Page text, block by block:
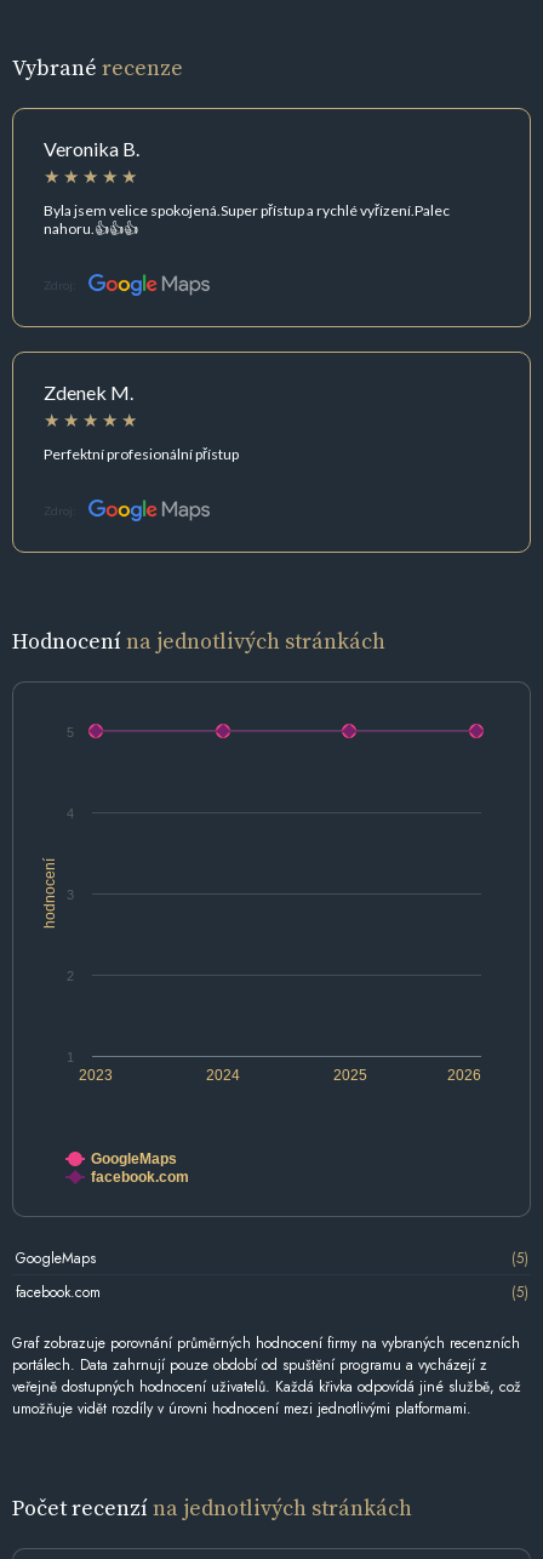
Vybrané recenze
Veronika B.
Byla jsem velice spokojená.Super přístup a rychlé vyřízení.Palec
nahoru.👍👍👍
Zdroj:
Zdenek M.
Perfektní profesionální přístup
Zdroj:
Hodnocenína jednotlivých stránkách
hodnocení
2024 2026
2023 2025
1
2
3
4
5
GoogleMaps
facebook.com
GoogleMaps
(5)
facebook.com
(5)
Graf zobrazuje porovnání průměrných hodnocení firmy na vybraných recenzních
portálech. Data zahrnují pouze období od spuštění programu a vycházejí z
veřejně dostupných hodnocení uživatelů. Každá křivka odpovídá jiné službě, což
umožňuje vidět rozdíly v úrovni hodnocení mezi jednotlivými platformami.
Počet recenzína jednotlivých stránkách